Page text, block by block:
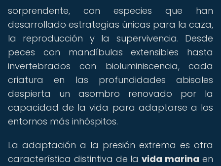
sorprendente, con especies que han
desarrollado estrategias únicas para la caza,
la reproducción y la supervivencia. Desde
peces con mandíbulas extensibles hasta
invertebrados con bioluminiscencia, cada
criatura en las profundidades abisales
despierta un asombro renovado por la
capacidad de la vida para adaptarse a los
entornos más inhóspitos.
La adaptación a la presión extrema es otra
característica distintiva de lavida marina en